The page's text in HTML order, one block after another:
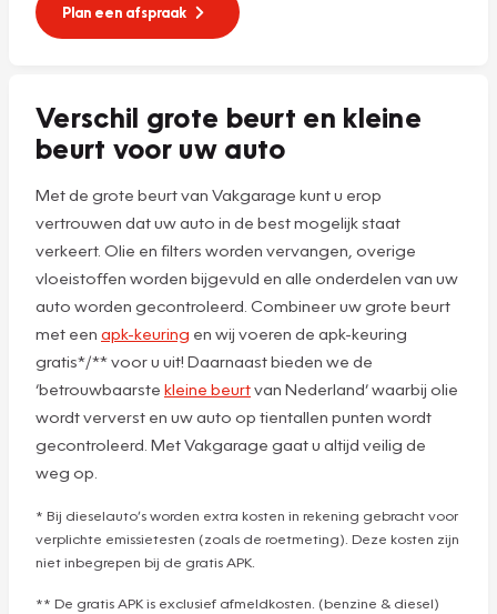
Plan een afspraak
Verschil grote beurt en kleine
beurt voor uw auto
Met de grote beurt van Vakgarage kunt u erop
vertrouwen dat uw auto in de best mogelijk staat
verkeert. Olie en filters worden vervangen, overige
vloeistoffen worden bijgevuld en alle onderdelen van uw
auto worden gecontroleerd. Combineer uw grote beurt
met een apk-keuring en wij voeren de apk-keuring
gratis*/** voor u uit! Daarnaast bieden we de
‘betrouwbaarste kleine beurtvan Nederland’ waarbij olie
wordt ververst en uw auto op tientallen punten wordt
gecontroleerd. Met Vakgarage gaat u altijd veilig de
weg op.
* Bij dieselauto’s worden extra kosten in rekening gebracht voor
verplichte emissietesten (zoals de roetmeting). Deze kosten zijn
niet inbegrepen bij de gratis APK.
** De gratis APK is exclusief afmeldkosten. (benzine & diesel)